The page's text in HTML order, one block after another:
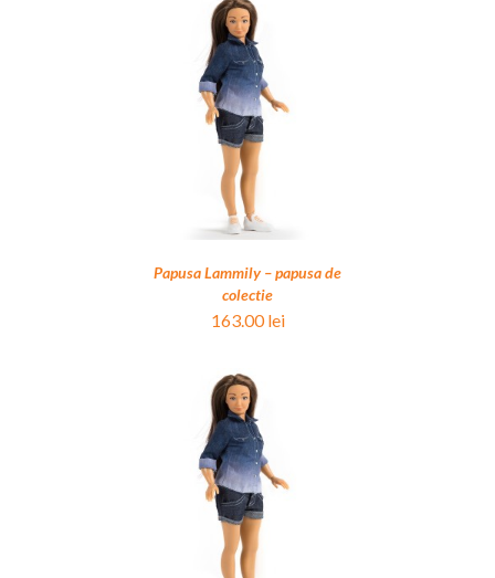
Papusa Lammily – papusa de
colectie
163.00lei